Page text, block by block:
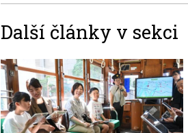
Další články v sekci
Image